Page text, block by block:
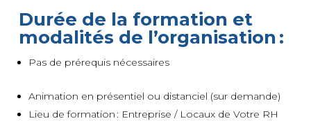
Durée de la formation et
modalités de l’organisation :
Pas de prérequis nécessaires
Animation en présentiel ou distanciel (sur demande)
Lieu de formation : Entreprise / Locaux de Votre RH